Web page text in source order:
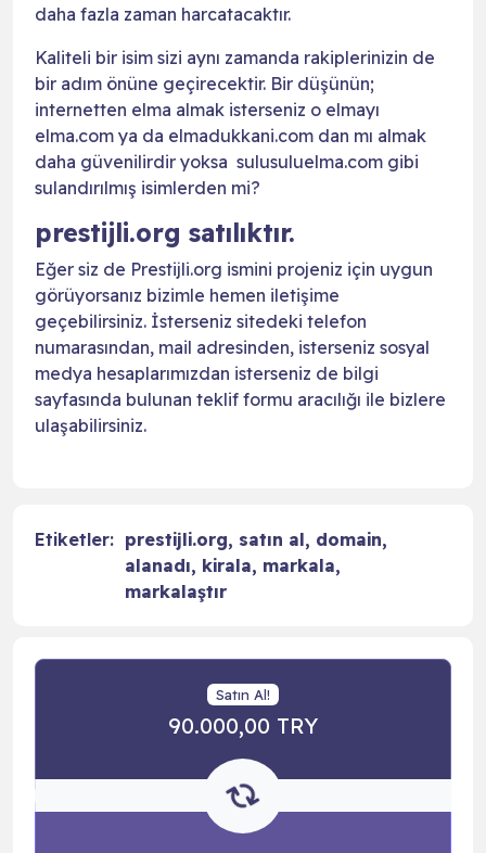
daha fazla zaman harcatacaktır.
Kaliteli bir isim sizi aynı zamanda rakiplerinizin de
bir adım önüne geçirecektir. Bir düşünün;
internetten elma almak isterseniz o elmayı
elma.com ya da elmadukkani.com dan mı almak
daha güvenilirdir yoksa sulusuluelma.com gibi
sulandırılmış isimlerden mi?
prestijli.org satılıktır.
Eğer siz de Prestijli.org ismini projeniz için uygun
görüyorsanız bizimle hemen iletişime
geçebilirsiniz. İsterseniz sitedeki telefon
numarasından, mail adresinden, isterseniz sosyal
medya hesaplarımızdan isterseniz de bilgi
sayfasında bulunan teklif formu aracılığı ile bizlere
ulaşabilirsiniz.
Etiketler: prestijli.org, satın al, domain,
alanadı, kirala, markala,
markalaştır
Satın Al!
90.000,00 TRY